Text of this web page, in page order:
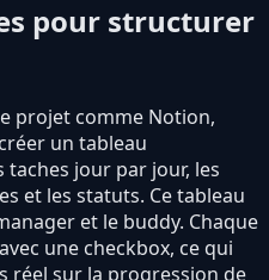
pour structurer
projet comme Notion,
un tableau
jour par jour, les
et les statuts. Ce tableau
et le buddy. Chaque
une checkbox, ce qui
réel sur la progression de